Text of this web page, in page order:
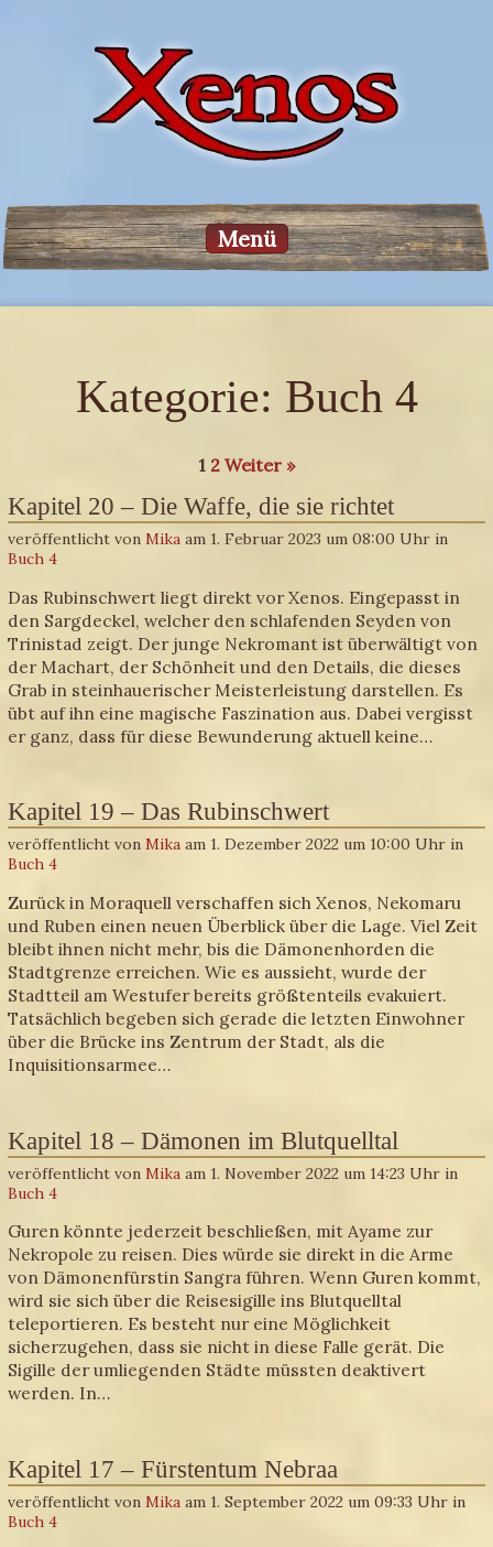
Menü
Kategorie: Buch 4
1 2 Weiter »
Kapitel 20 – Die Waffe, die sie richtet
veröffentlicht vonMika am 1. Februar 2023 um 08:00 Uhr in
Buch 4
Das Rubinschwert liegt direkt vor Xenos. Eingepasst in
den Sargdeckel, welcher den schlafenden Seyden von
Trinistad zeigt. Der junge Nekromant ist überwältigt von
der Machart, der Schönheit und den Details, die dieses
Grab in steinhauerischer Meisterleistung darstellen. Es
übt auf ihn eine magische Faszination aus. Dabei vergisst
er ganz, dass für diese Bewunderung aktuell keine…
Kapitel 19 – Das Rubinschwert
veröffentlicht vonMika am 1. Dezember 2022 um 10:00 Uhr in
Buch 4
Zurück in Moraquell verschaffen sich Xenos, Nekomaru
und Ruben einen neuen Überblick über die Lage. Viel Zeit
bleibt ihnen nicht mehr, bis die Dämonenhorden die
Stadtgrenze erreichen. Wie es aussieht, wurde der
Stadtteil am Westufer bereits größtenteils evakuiert.
Tatsächlich begeben sich gerade die letzten Einwohner
über die Brücke ins Zentrum der Stadt, als die
Inquisitionsarmee…
Kapitel 18 – Dämonen im Blutquelltal
veröffentlicht vonMika am 1. November 2022 um 14:23 Uhr in
Buch 4
Guren könnte jederzeit beschließen, mit Ayame zur
Nekropole zu reisen. Dies würde sie direkt in die Arme
von Dämonenfürstin Sangra führen. Wenn Guren kommt,
wird sie sich über die Reisesigille ins Blutquelltal
teleportieren. Es besteht nur eine Möglichkeit
sicherzugehen, dass sie nicht in diese Falle gerät. Die
Sigille der umliegenden Städte müssten deaktivert
werden. In…
Kapitel 17 – Fürstentum Nebraa
veröffentlicht vonMika am 1. September 2022 um 09:33 Uhr in
Buch 4